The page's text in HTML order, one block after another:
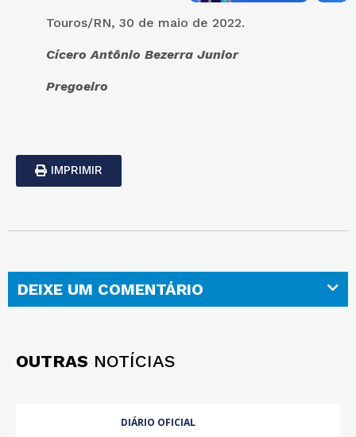
Touros/RN, 30 de maio de 2022.
Cícero Antônio Bezerra Junior
Pregoeiro
IMPRIMIR
DEIXE UM COMENTÁRIO
OUTRAS NOTÍCIAS
DIÁRIO OFICIAL